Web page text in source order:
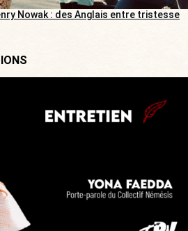
Nowak : des Anglais entre tristesse